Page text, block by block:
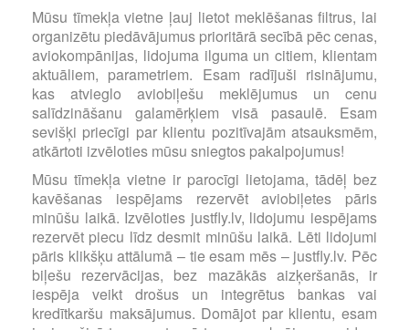
Mūsu tīmekļa vietne ļauj lietot meklēšanas filtrus, lai
organizētu piedāvājumus prioritārā secībā pēc cenas,
aviokompānijas, lidojuma ilguma un citiem, klientam
aktuāliem, parametriem. Esam radījuši risinājumu,
kas atvieglo aviobiļešu meklējumus un cenu
salīdzināšanu galamērķiem visā pasaulē. Esam
sevišķi priecīgi par klientu pozitīvajām atsauksmēm,
atkārtoti izvēloties mūsu sniegtos pakalpojumus!
Mūsu tīmekļa vietne ir parocīgi lietojama, tādēļ bez
kavēšanas iespējams rezervēt aviobiļetes pāris
minūšu laikā. Izvēloties justfly.lv, lidojumu iespējams
rezervēt piecu līdz desmit minūšu laikā. Lēti lidojumi
pāris klikšķu attālumā – tie esam mēs – justfly.lv. Pēc
biļešu rezervācijas, bez mazākās aizķeršanās, ir
iespēja veikt drošus un integrētus bankas vai
kredītkaršu maksājumus. Domājot par klientu, esam